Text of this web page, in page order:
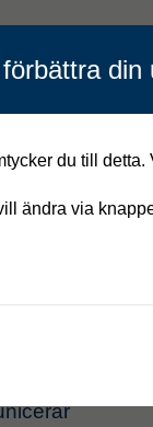
det
det
din
du till
ändra via